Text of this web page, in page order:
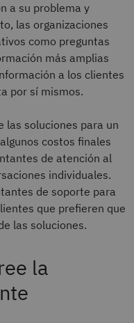
a su problema y
las organizaciones
como preguntas
más amplias
a los clientes
por sí mismos.
las soluciones para un
costos finales
de atención al
individuales.
de soporte para
que prefieren que
las soluciones.
la